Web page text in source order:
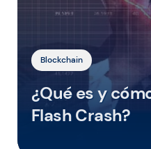
Blockchain
¿Qué es y
Flash Crash?